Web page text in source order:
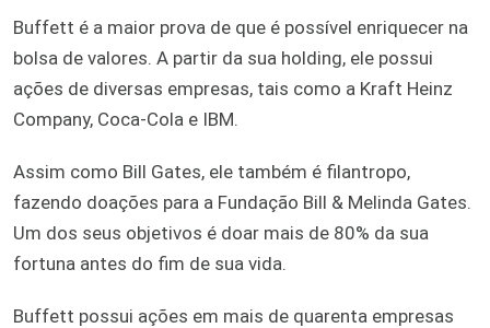
Buffett é a maior prova de que é possível enriquecer na
bolsa de valores. A partir da sua holding, ele possui
ações de diversas empresas, tais como a Kraft Heinz
Company, Coca-Cola e IBM.
Assim como Bill Gates, ele também é filantropo,
fazendo doações para a Fundação Bill & Melinda Gates.
Um dos seus objetivos é doar mais de 80% da sua
fortuna antes do fim de sua vida.
Buffett possui ações em mais de quarenta empresas